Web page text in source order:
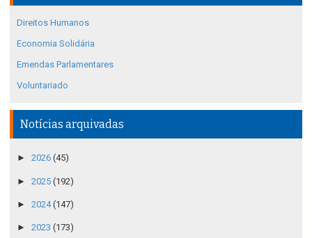
Direitos Humanos
Economia Solidária
Emendas Parlamentares
Voluntariado
Notícias arquivadas
► 2026 (45)
► 2025 (192)
► 2024(147)
► 2023 (173)